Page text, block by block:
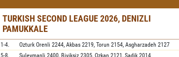
TURKISH SECOND LEAGUE 2026, DENIZLI
PAMUKKALE
1-4. Ozturk Orenli 2244, Akbas 2219, Torun 2154, Asgharzadeh 2127
5-8.
Suleymanli 2400, Biyiksiz 2305, Ozkan 2121, Sadik 2014